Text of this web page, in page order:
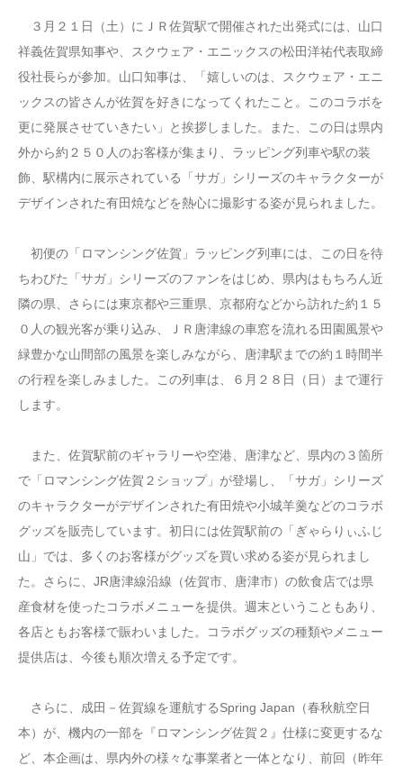
３月２１日（土）にＪＲ佐賀駅で開催された出発式には、山口
祥義佐賀県知事や、スクウェア・エニックスの松田洋祐代表取締
役社長らが参加。山口知事は、「嬉しいのは、スクウェア・エニ
ックスの皆さんが佐賀を好きになってくれたこと。このコラボを
更に発展させていきたい」と挨拶しました。また、この日は県内
外から約２５０人のお客様が集まり、ラッピング列車や駅の装
飾、駅構内に展示されている「サガ」シリーズのキャラクターが
デザインされた有田焼などを熱心に撮影する姿が見られました。
初便の「ロマンシング佐賀」ラッピング列車には、この日を待
ちわびた「サガ」シリーズのファンをはじめ、県内はもちろん近
隣の県、さらには東京都や三重県、京都府などから訪れた約１５
０人の観光客が乗り込み、ＪＲ唐津線の車窓を流れる田園風景や
緑豊かな山間部の風景を楽しみながら、唐津駅までの約１時間半
の行程を楽しみました。この列車は、６月２８日（日）まで運行
します。
また、佐賀駅前のギャラリーや空港、唐津など、県内の３箇所
で「ロマンシング佐賀２ショップ」が登場し、「サガ」シリーズ
のキャラクターがデザインされた有田焼や小城羊羹などのコラボ
グッズを販売しています。初日には佐賀駅前の「ぎゃらりぃふじ
山」では、多くのお客様がグッズを買い求める姿が見られまし
た。さらに、JR唐津線沿線（佐賀市、唐津市）の飲食店では県
産食材を使ったコラボメニューを提供。週末ということもあり、
各店ともお客様で賑わいました。コラボグッズの種類やメニュー
提供店は、今後も順次増える予定です。
さらに、成田－佐賀線を運航するSpring Japan（春秋航空日
本）が、機内の一部を『ロマンシング佐賀２』仕様に変更するな
ど、本企画は、県内外の様々な事業者と一体となり、前回（昨年